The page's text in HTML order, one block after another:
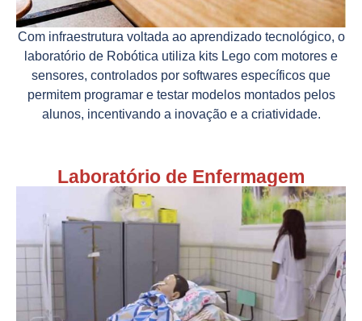
Com infraestrutura voltada ao aprendizado tecnológico, o
laboratório de Robótica utiliza kits Lego com motores e
sensores, controlados por softwares específicos que
permitem programar e testar modelos montados pelos
alunos, incentivando a inovação e a criatividade.
Laboratório de Enfermagem